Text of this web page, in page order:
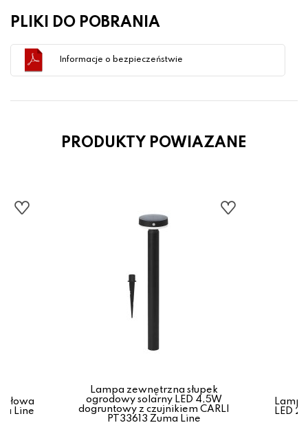
PLIKI DO POBRANIA
Informacje o bezpieczeństwie
PRODUKTY POWIAZANE
Line
Lampa zewnętrzna słupek
ogrodowy solarny LED 4,5W
dogruntowy z czujnikiem CARLI
PT33613 Zuma Line
LED